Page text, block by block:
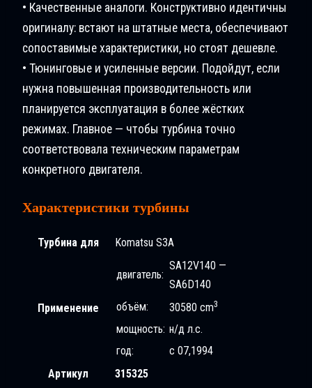
• Качественные аналоги. Конструктивно идентичны
оригиналу: встают на штатные места, обеспечивают
сопоставимые характеристики, но стоят дешевле.
• Тюнинговые и усиленные версии. Подойдут, если
нужна повышенная производительность или
планируется эксплуатация в более жёстких
режимах. Главное — чтобы турбина точно
соответствовала техническим параметрам
конкретного двигателя.
Характеристики турбины
Турбина для Komatsu S3A
Применение
двигатель:
SA12V140 —
SA6D140
объём:
30580 cm3
мощность: н/д л.с.
год:
с 07,1994
Артикул
315325